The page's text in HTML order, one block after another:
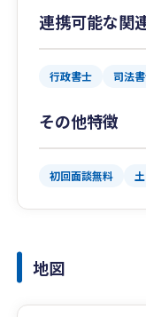
連携可能な関
行政書士 司法
その他特徴
初回面談無料
地図